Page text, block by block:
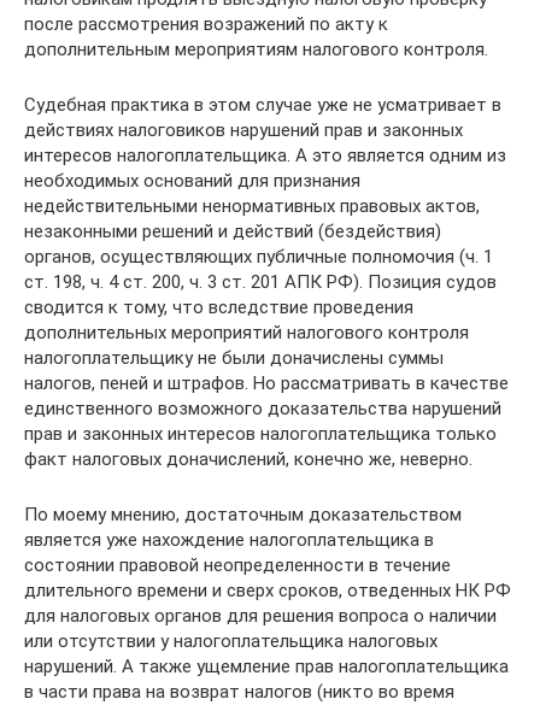
после рассмотрения возражений по акту к
дополнительным мероприятиям налогового контроля.
Судебная практика в этом случае уже не усматривает в
действиях налоговиков нарушений прав и законных
интересов налогоплательщика. А это является одним из
необходимых оснований для признания
недействительными ненормативных правовых актов,
незаконными решений и действий (бездействия)
органов, осуществляющих публичные полномочия (ч. 1
ст. 198, ч. 4 ст. 200, ч. 3 ст. 201 АПК РФ). Позиция судов
сводится к тому, что вследствие проведения
дополнительных мероприятий налогового контроля
налогоплательщику не были доначислены суммы
налогов, пеней и штрафов. Но рассматривать в качестве
единственного возможного доказательства нарушений
прав и законных интересов налогоплательщика только
факт налоговых доначислений, конечно же, неверно.
По моему мнению, достаточным доказательством
является уже нахождение налогоплательщика в
состоянии правовой неопределенности в течение
длительного времени и сверх сроков, отведенных НК РФ
для налоговых органов для решения вопроса о наличии
или отсутствии у налогоплательщика налоговых
нарушений. А также ущемление прав налогоплательщика
в части права на возврат налогов (никто во время